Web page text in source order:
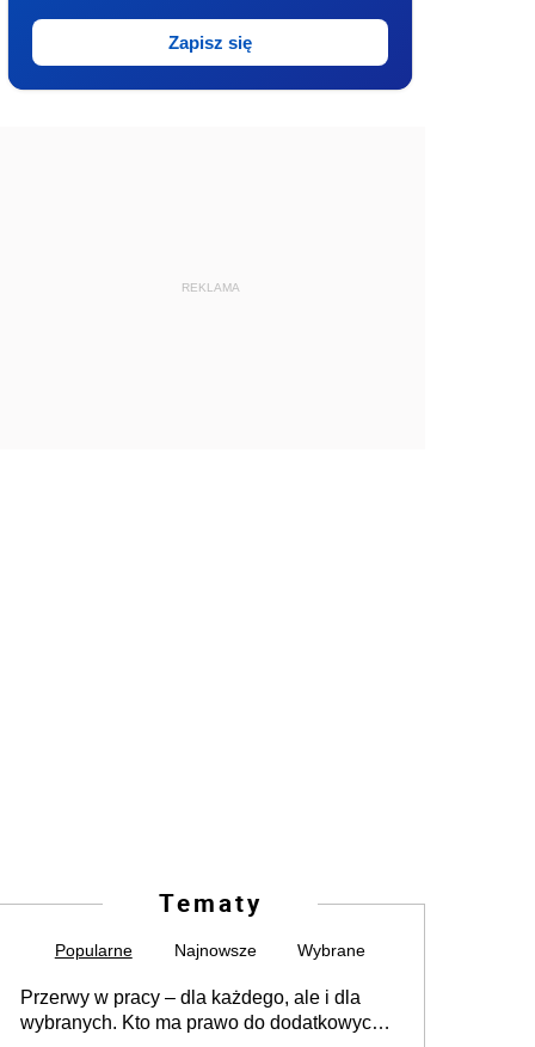
Zapisz się
REKLAMA
Tematy
Popularne Najnowsze Wybrane
Przerwy w pracy – dla każdego, ale i dla
wybranych. Kto ma prawo do dodatkowych